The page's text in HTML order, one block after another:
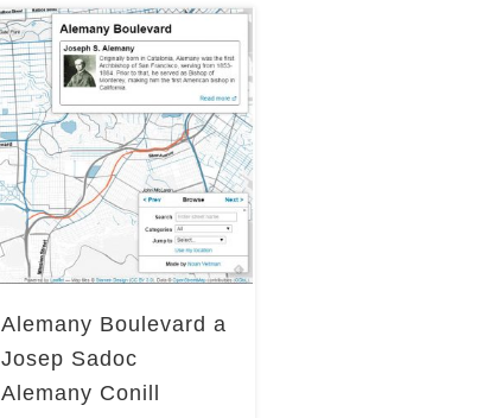
Alemany Boulevard a
Josep Sadoc
Alemany Conill